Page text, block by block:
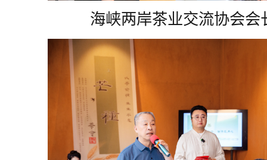
海峡两岸茶业交流协会会